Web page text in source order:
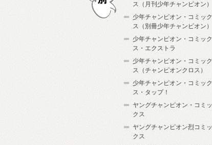
ス（月刊少年チャンピオン）
少年チャンピオン・コミック
ス（別冊少年チャンピオン）
少年チャンピオン・コミック
ス・エクストラ
少年チャンピオン・コミック
ス（チャンピオンクロス）
少年チャンピオン・コミック
ス・タップ！
ヤングチャンピオン・コミッ
クス
ヤングチャンピオン烈コミッ
クス